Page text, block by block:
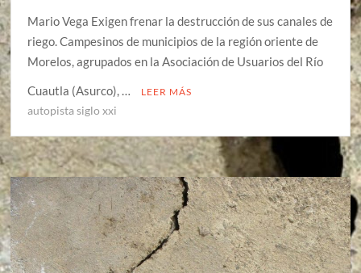
Mario Vega Exigen frenar la destrucción de sus canales de
riego. Campesinos de municipios de la región oriente de
Morelos, agrupados en la Asociación de Usuarios del Río
Cuautla (Asurco), …
LEER MÁS
autopista siglo xxi